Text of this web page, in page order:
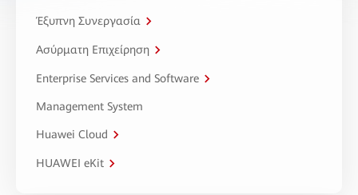
Έξυπνη Συνεργασία
Ασύρματη Επιχείρηση
Enterprise Services and Software
Management System
Huawei Cloud
HUAWEI eKit